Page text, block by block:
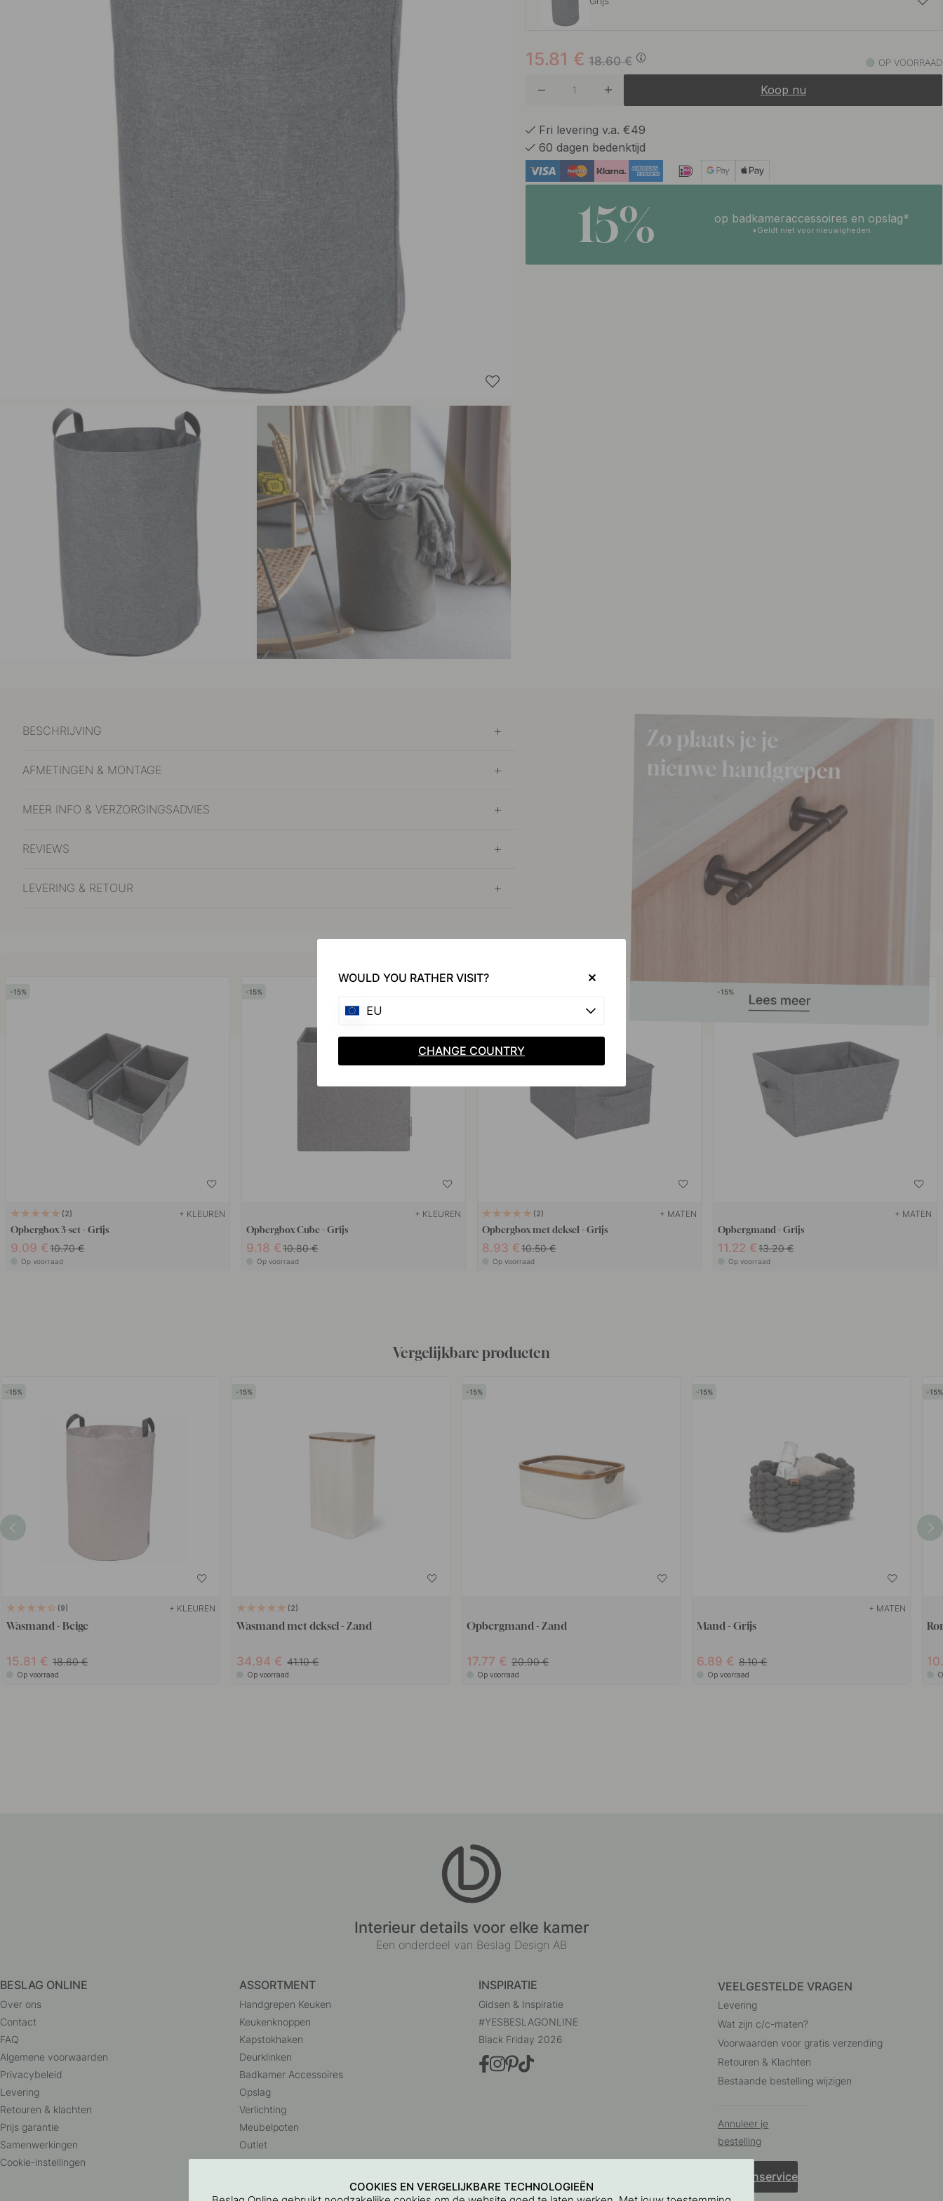
Beige
Op voorraad
18.60€
15.81 € OP VOORRAAD
Koop nu
Fri levering v.a. €49
60 dagen bedenktijd
15% op badkameraccessoires en opslag*
*Geldt niet voor nieuwigheden
BESCHRIJVING
AFMETINGEN & MONTAGE
MEER INFO & VERZORGINGSADVIES
REVIEWS
LEVERING & RETOUR
15
2 + KLEUREN
Opbergbox 3-set - Grijs
9.09 € 10.70 €
Op voorraad
15
+ KLEUREN
Opbergbox Cube - Grijs
9.18 € 10.80 €
Op voorraad
2 + MATEN
Opbergbox met deksel - Grijs
8.93 € 10.50 €
Op voorraad
15
+ MATEN
Opbergmand - Grijs
11.22 € 13.20 €
Op voorraad
Vergelijkbare producten
15
9 + KLEUREN
Wasmand - Beige
15.81 18.60
Op voorraad
15
2
Wasmand met deksel - Zand
34.94 41.10
Op voorraad
15
Opbergmand - Zand
17.77 20.90
Op voorraad
15
+ MATEN
Mand - Grijs
6.89 8.10
Op voorraad
15
Interieur details voor elke kamer
Een onderdeel van Beslag Design AB
BESLAG ONLINE
Over ons
Contact
FAQ
Algemene voorwaarden
Privacybeleid
Levering
Retouren & klachten
Prijs garantie
Samenwerkingen
Cookie-instellingen
ASSORTMENT
Handgrepen Keuken
Keukenknoppen
Kapstokhaken
Deurklinken
Badkamer Accessoires
Opslag
Verlichting
Meubelpoten
Outlet
INSPIRATIE
Gidsen & Inspiratie
#YESBESLAGONLINE
Black Friday 2026
VEELGESTELDE VRAGEN
Levering
Wat zijn c/c-maten?
Voorwaarden voor gratis verzending
Retouren & Klachten
Bestaande bestelling wijzigen
Annuleer je
bestelling
Klantenservice
COOKIES EN VERGELIJKBARE TECHNOLOGIEËN
WOULD YOU RATHER VISIT?
EU
CHANGE COUNTRY